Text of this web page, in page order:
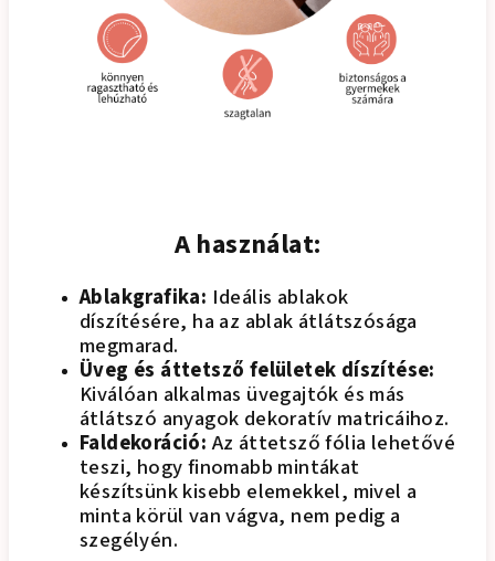
A használat:
Ablakgrafika: Ideális ablakok
díszítésére, ha az ablak átlátszósága
megmarad.
Üveg és áttetsző felületek díszítése:
Kiválóan alkalmas üvegajtók és más
átlátszó anyagok dekoratív matricáihoz.
Faldekoráció:Az áttetsző fólia lehetővé
teszi, hogy finomabb mintákat
készítsünk kisebb elemekkel, mivel a
minta körül van vágva, nem pedig a
szegélyén.